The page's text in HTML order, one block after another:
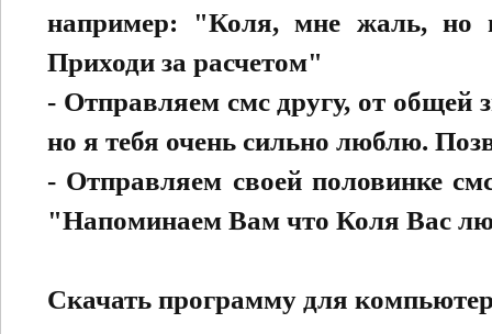
например: "Коля, мне жаль, но
Приходи за расчетом"
- Отправляем смс другу, от
но я тебя очень сильно люблю.
- Отправляем своей половинке
"Напоминаем Вам что Коля Вас
Скачать программу для